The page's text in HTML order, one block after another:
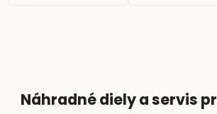
Náhradné diely a servis